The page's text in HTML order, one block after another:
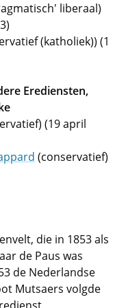
liberaal)
(katholiek)) (1
Erediensten,
(19 april
(conservatief)
die in 1853 als
de Paus was
de Nederlandse
Mutsaers volgde